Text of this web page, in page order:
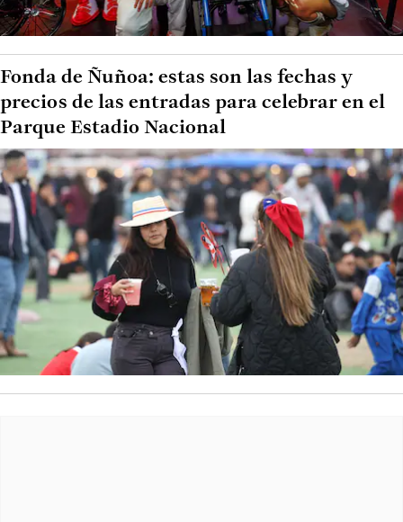
Fonda de Ñuñoa: estas son las fechas y
precios de las entradas para celebrar en el
Parque Estadio Nacional